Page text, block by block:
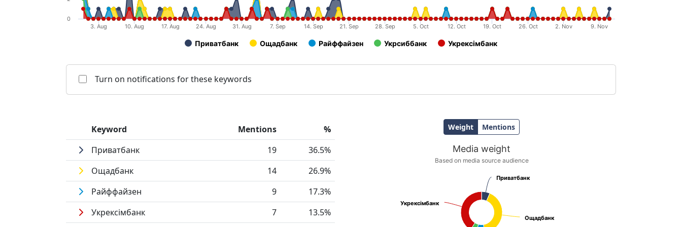
Приватбанк Ощадбанк Райффайзен Укрсиббанк Укрексімбанк
3. Aug 10. Aug 17. Aug 24. Aug 31. Aug 7. Sep 14. Sep 21. Sep 28. Sep 5. Oct 12. Oct 19. Oct 26. Oct 2. Nov 9. Nov
0
End of interactive chart.
Turn on notifications for these keywords
Weight Mentions
Media weight
Based on media source audience
Приватбанк
Приватбанк
Ощадбанк
Ощадбанк
Укрексімбанк
Укрексімбанк
Keyword Mentions
%
Приватбанк
19
36.5%
Ощадбанк
14
26.9%
Райффайзен
9
17.3%
Укрексімбанк
7 13.5%